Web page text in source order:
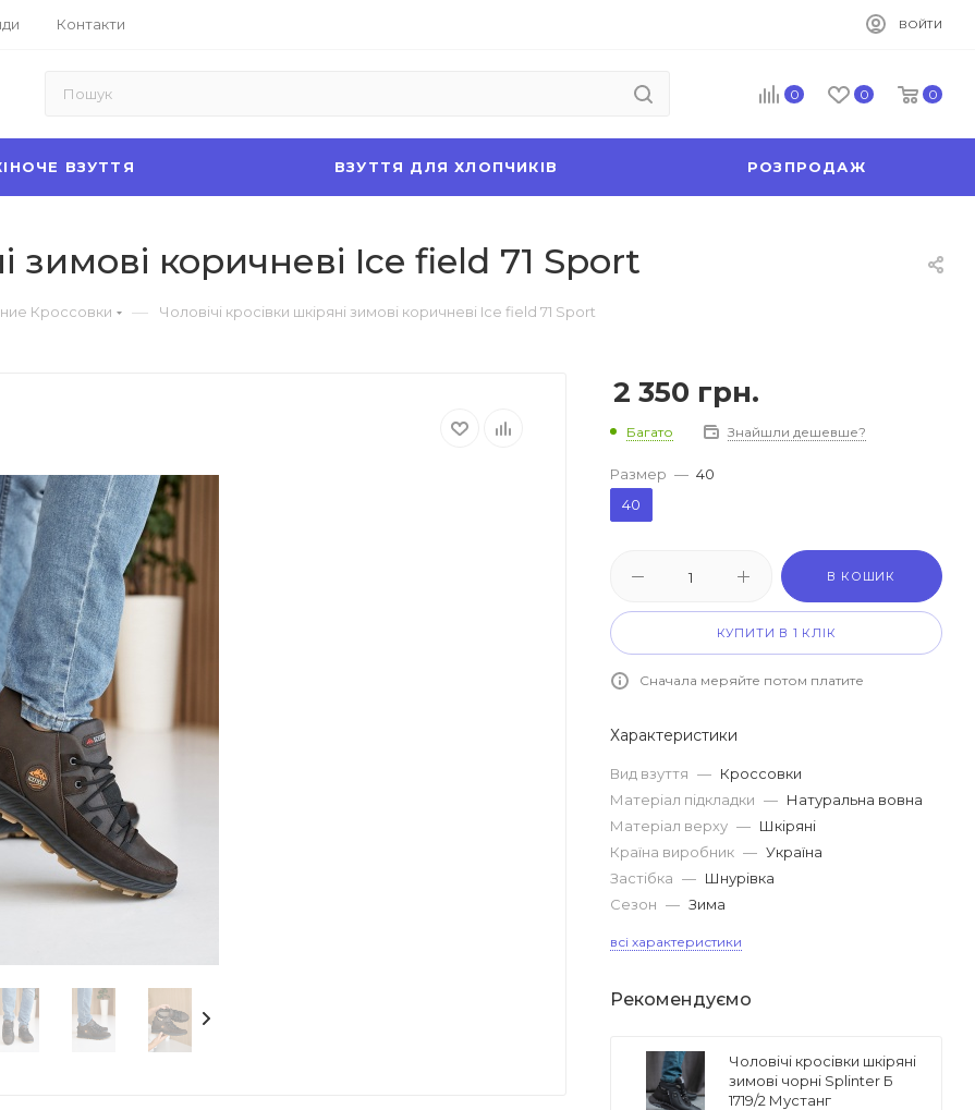
Контакти ВОЙТИ
0 0 0
ВЗУТТЯ ВЗУТТЯ ДЛЯ ХЛОПЧИКІВ РОЗПРОДАЖ
зимові коричневі Ice field 71 Sport
Кроссовки — Чоловічі кросівки шкіряні зимові коричневі Ice field 71 Sport
2 350 грн.
Багато Знайшли дешевше?
Размер — 40
40
В КОШИК
КУПИТИ В 1 КЛІК
Сначала меряйте потом платите
Характеристики
Вид взуття — Кроссовки
Матеріал підкладки — Натуральна вовна
Матеріал верху — Шкіряні
Країна виробник — Україна
Застібка — Шнурівка
Сезон — Зима
всі характеристики
Рекомендуємо
Чоловічі кросівки шкіряні
зимові чорні Splinter Б
1719/2 Мустанг